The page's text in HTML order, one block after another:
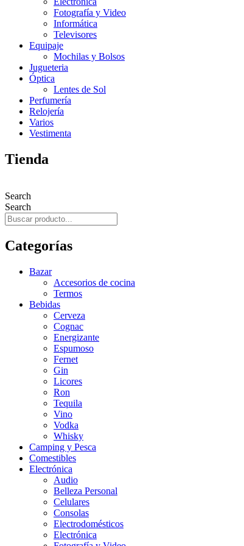
Fotografía y Video
Informática
Televisores
Equipaje
Mochilas y Bolsos
Jugueteria
Óptica
Lentes de Sol
Perfumería
Relojería
Varios
Vestimenta
Tienda
Search
Search
Categorías
Bazar
Accesorios de cocina
Termos
Bebidas
Cerveza
Cognac
Energizante
Espumoso
Fernet
Gin
Licores
Ron
Tequila
Vino
Vodka
Whisky
Camping y Pesca
Comestibles
Electrónica
Audio
Belleza Personal
Celulares
Consolas
Electrodomésticos
Electrónica